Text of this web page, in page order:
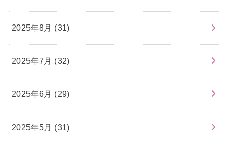
2025年8月 (31)
2025年7月 (32)
2025年6月 (29)
2025年5月 (31)